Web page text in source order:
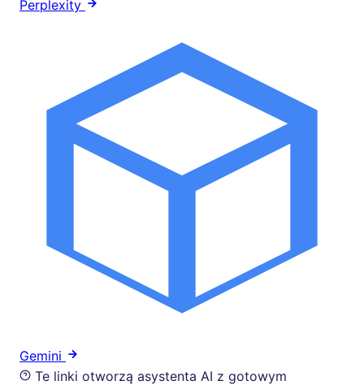
Perplexity
Gemini
Te linki otworzą asystenta AI z gotowym